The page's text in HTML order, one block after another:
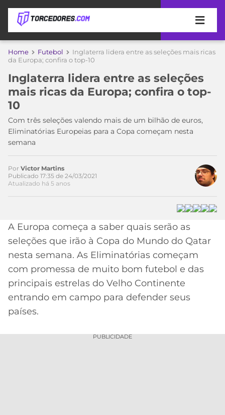
APOSTAS
DE
APOSTA
MELHORES
SITES
APOSTAS
2026
CÓDIGO
DE
INDICAÇÃO
BET365
CÓDIGO
BETANO
COPA
MUNDO
TIMES
MEU
TIME
CORINTHIANS
SÃO
PAULO
FLAMENGO
CAMPEONATOS
A
LIBERTADORES
COPA
DO
BRASIL
MERCADO
DA
PALPITES
Home Futebol
Inglaterra lidera entre as seleções mais ricas
da Europa; confira o top-10
Inglaterra lidera entre as seleções
mais ricas da Europa; confira o top-
10
Com três seleções valendo mais de um bilhão de euros,
Eliminatórias Europeias para a Copa começam nesta
semana
Por Victor Martins
Publicado 17:35 de 24/03/2021
Atualizado há 5 anos
A Europa começa a saber quais serão as
seleções que irão à Copa do Mundo do Qatar
nesta semana. As Eliminatórias começam
com promessa de muito bom futebol e das
principais estrelas do Velho Continente
entrando em campo para defender seus
países.
PUBLICIDADE